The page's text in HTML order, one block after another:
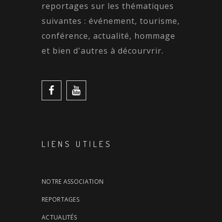
reportages sur les thématiques
suivantes : événement, tourisme,
conférence, actualité, hommage
et bien d'autres à décourvrir.
LIENS UTILES
NOTRE ASSOCIATION
REPORTAGES
ACTUALITÉS